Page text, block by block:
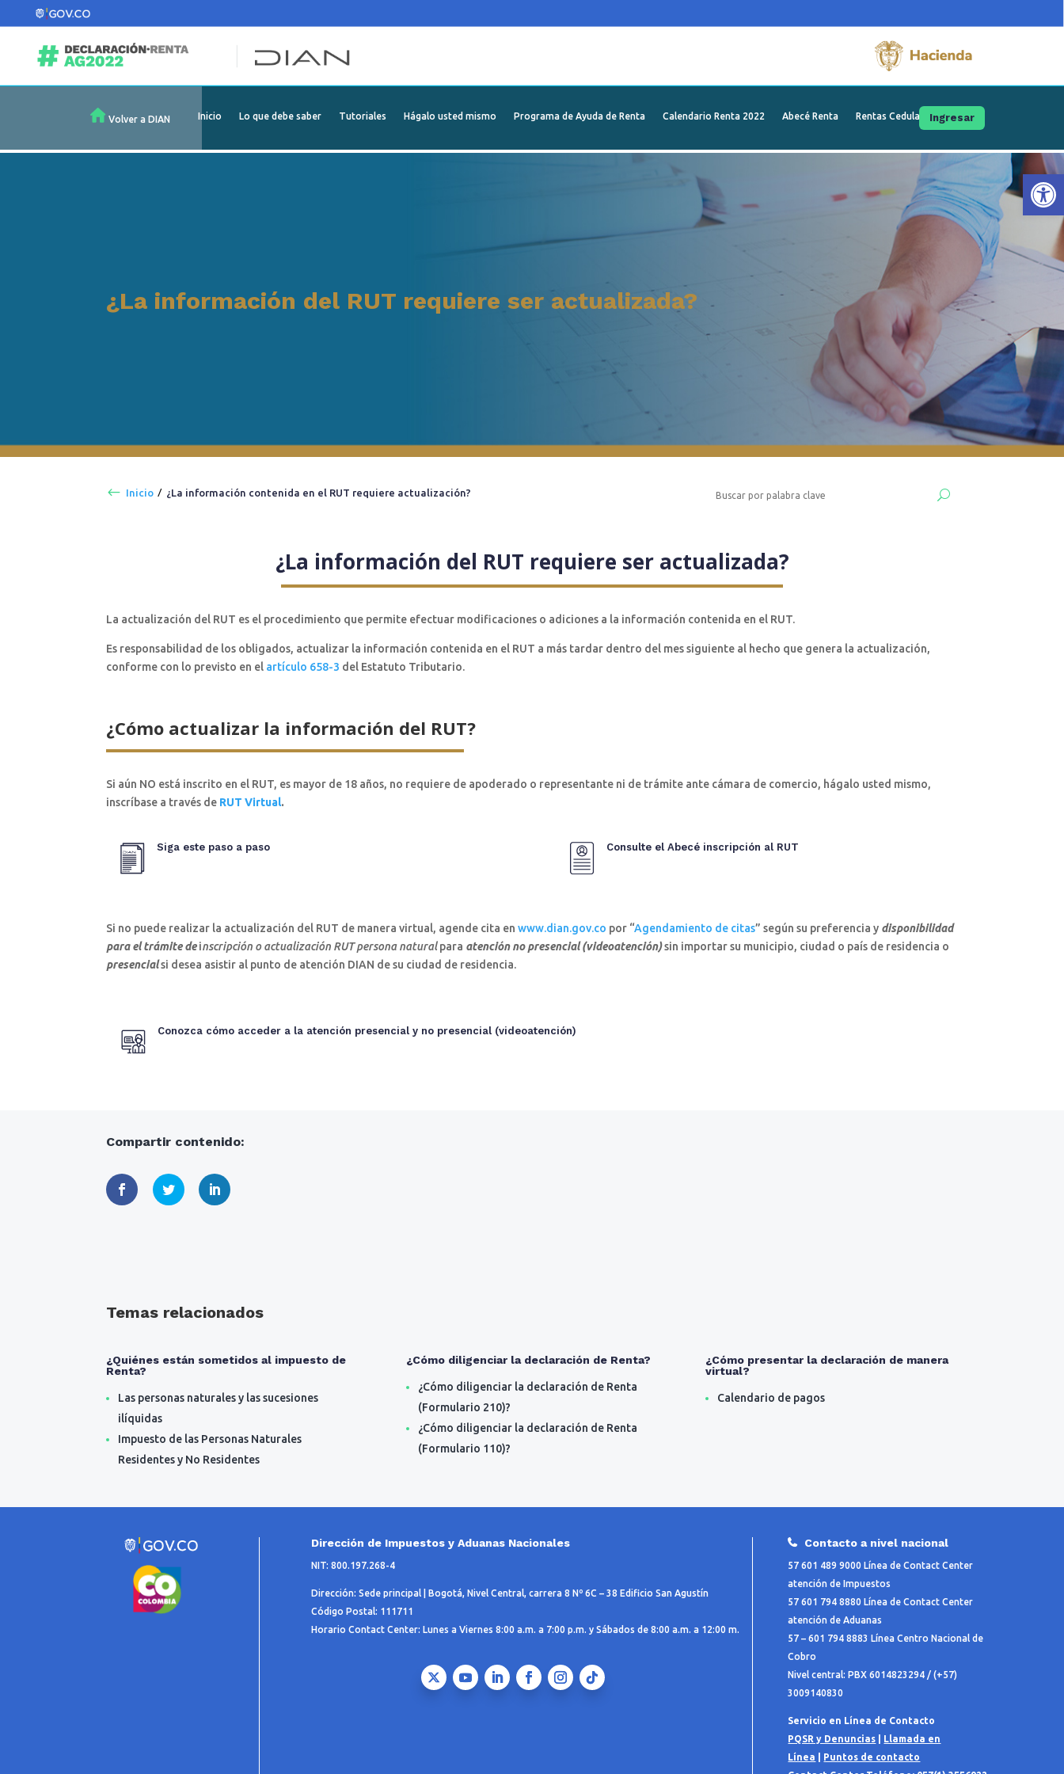
Volver a DIAN Inicio Lo que debe saber Tutoriales Hágalo usted mismo Programa de Ayuda de Renta Calendario Renta 2022 Abecé Renta Rentas CedularesIngresar
¿La información del RUT requiere ser actualizada?
# Inicio ¿La información contenida en el RUT requiere actualización?
¿La información del RUT requiere ser actualizada?
La actualización del RUT es el procedimiento que permite efectuar modificaciones o adiciones a la información contenida en el RUT.
Es responsabilidad de los obligados, actualizar la información contenida en el RUT a más tardar dentro del mes siguiente al hecho que genera la actualización,
conforme con lo previsto en el artículo 658-3 del Estatuto Tributario.
¿Cómo actualizar la información del RUT?
Si aún NO está inscrito en el RUT, es mayor de 18 años, no requiere de apoderado o representante ni de trámite ante cámara de comercio, hágalo usted mismo,
inscríbase a través de RUT Virtual.
Siga este paso a paso Consulte el Abecé inscripción al RUT
Si no puede realizar la actualización del RUT de manera virtual, agende cita enwww.dian.gov.co por “Agendamiento de citas” según su preferencia y disponibilidad
para el trámite deinscripción o actualización RUT persona naturalpara atención no presencial (videoatención)sin importar su municipio, ciudad o país de residencia o
presencialsi desea asistir al punto de atención DIAN de su ciudad de residencia.
Conozca cómo acceder a la atención presencial y no presencial (videoatención)
Compartir contenido:
Temas relacionados
¿Quiénes están sometidos al impuesto de
Renta?
Las personas naturales y las sucesiones
ilíquidas
Impuesto de las Personas Naturales
Residentes y No Residentes
¿Cómo diligenciar la declaración de Renta?
¿Cómo diligenciar la declaración de Renta
(Formulario 210)?
¿Cómo diligenciar la declaración de Renta
(Formulario 110)?
¿Cómo presentar la declaración de manera
virtual?
Calendario de pagos
Dirección de Impuestos y Aduanas Nacionales
NIT: 800.197.268-4
Dirección: Sede principal | Bogotá, Nivel Central, carrera 8 Nº 6C – 38 Edificio San Agustín
Código Postal: 111711
Horario Contact Center: Lunes a Viernes 8:00 a.m. a 7:00 p.m. y Sábados de 8:00 a.m. a 12:00 m.
Contacto a nivel nacional
57 601 489 9000 Línea de Contact Center
atención de Impuestos
57 601 794 8880 Línea de Contact Center
atención de Aduanas
57 – 601 794 8883 Línea Centro Nacional de
Cobro
Nivel central: PBX 6014823294 / (+57)
3009140830
Servicio en Línea de Contacto
PQSR y Denuncias
Llamada en
Línea
Puntos de contacto